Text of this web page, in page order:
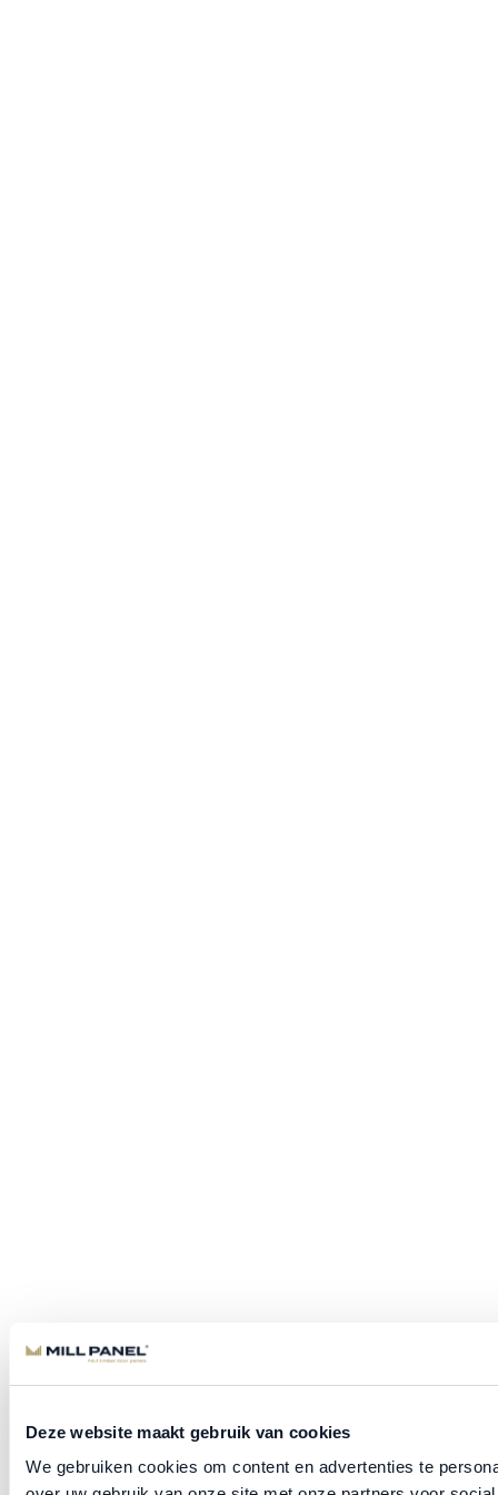
Deze website maakt gebruik van cookies
We gebruiken cookies om content en advertenties te